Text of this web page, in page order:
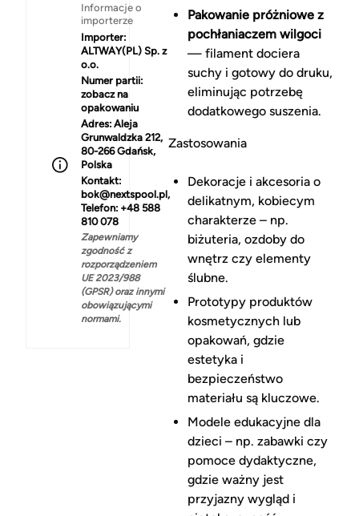
Informacje o
importerze
Importer:
ALTWAY(PL) Sp. z
o.o.
Numer partii:
zobacz na
opakowaniu
Adres: Aleja
Grunwaldzka 212,
80-266 Gdańsk,
Polska
Kontakt:
bok@nextspool.pl,
Telefon: +48 588
810 078
Zapewniamy
zgodność z
rozporządzeniem
UE 2023/988
(GPSR) oraz innymi
obowiązującymi
normami.
Pakowanie próżniowe z
pochłaniaczem wilgoci
— filament dociera
suchy i gotowy do druku,
eliminując potrzebę
dodatkowego suszenia.
Zastosowania
Dekoracje i akcesoria o
delikatnym, kobiecym
charakterze – np.
biżuteria, ozdoby do
wnętrz czy elementy
ślubne.
Prototypy produktów
kosmetycznych lub
opakowań, gdzie
estetyka i
bezpieczeństwo
materiału są kluczowe.
Modele edukacyjne dla
dzieci – np. zabawki czy
pomoce dydaktyczne,
gdzie ważny jest
przyjazny wygląd i